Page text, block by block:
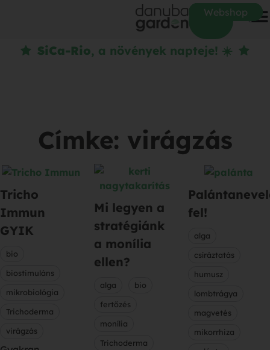
Webshop
SiCa-Rio, a növények napteje! ☀️
Címke: virágzás
Tricho
Immun
GYIK
bio
biostimuláns
mikrobiológia
Trichoderma
virágzás
Mi legyen a
stratégiánk
a monília
ellen?
alga
bio
fertőzés
monília
Trichoderma
fel!
alga
csíráztatás
humusz
lombtrágya
magvetés
mikorrhiza